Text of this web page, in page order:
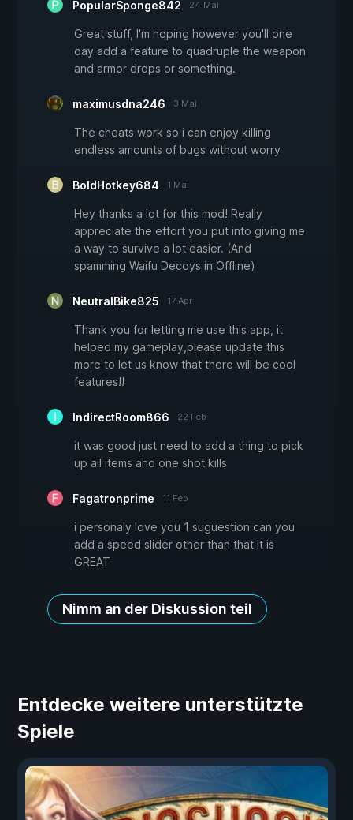
PopularSponge842 24 Mai
Great stuff, I'm hoping however you'll one
day add a feature to quadruple the weapon
and armor drops or something.
maximusdna246 3 Mai
The cheats work so i can enjoy killing
endless amounts of bugs without worry
BoldHotkey684 1 Mai
Hey thanks a lot for this mod! Really
appreciate the effort you put into giving me
a way to survive a lot easier. (And
spamming Waifu Decoys in Offline)
NeutralBike825 17 Apr
Thank you for letting me use this app, it
helped my gameplay,please update this
more to let us know that there will be cool
features!!
IndirectRoom866 22 Feb
it was good just need to add a thing to pick
up all items and one shot kills
Fagatronprime 11 Feb
i personaly love you 1 suguestion can you
add a speed slider other than that it is
GREAT
Nimm an der Diskussion teil
Entdecke weitere unterstützte
Spiele